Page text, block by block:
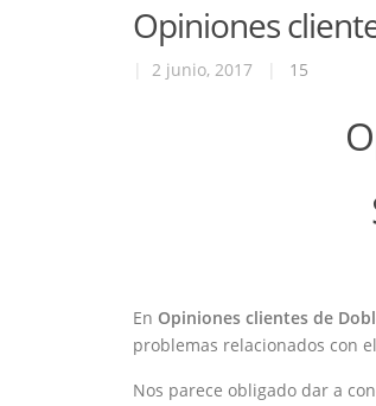
Opiniones
2 junio, 2017 15
En Opiniones clientes de
problemas relacionados con el
Nos parece obligado dar a